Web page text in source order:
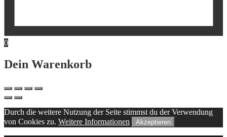
0
Dein Warenkorb
Durch die weitere Nutzung der Seite stimmst du der Verwendung
von Cookies zu. Weitere Informationen Akzeptieren